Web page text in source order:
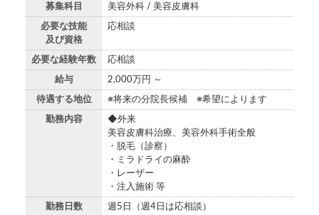
募集科目 美容外科 / 美容皮膚科
必要な技能
及び資格
応相談
必要な経験年数 応相談
給与 2,000万円 ～
待遇する地位 ※将来の分院長候補 ※希望によります
勤務内容
◆外来
美容皮膚科治療、美容外科手術全般
・脱毛（診察）
・ミラドライの麻酔
・レーザー
・注入施術 等
勤務日数 週5日（週4日は応相談）